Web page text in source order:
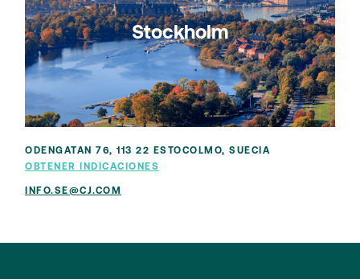
Stockholm
ODENGATAN 76, 113 22 ESTOCOLMO, SUECIA
OBTENER INDICACIONES
INFO.SE@CJ.COM